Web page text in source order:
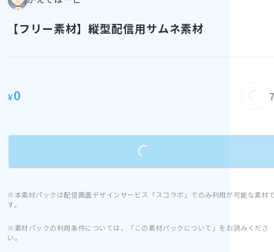
【フリー素材】縦型配信用サムネ素材
¥0
Loading...
※本素材パックは配信画面デザインサービス「スコラボ」でのみ利用が可能な素材
す。
※素材パックの利用条件については、「この素材パックについて」をお読みくださ
い。